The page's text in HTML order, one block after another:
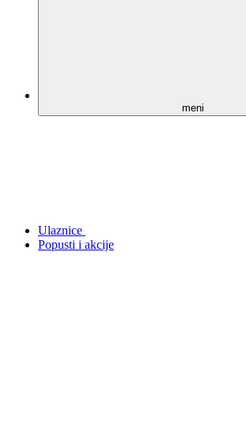
meni
Ulaznice
Popusti i akcije